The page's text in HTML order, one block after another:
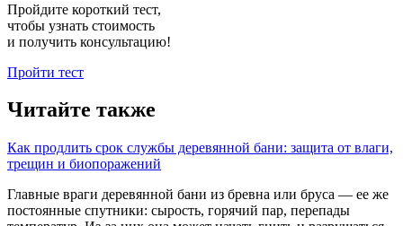
Пройдите короткий тест,
чтобы узнать стоимость
и получить консультацию!
Пройти тест
Читайте также
Как продлить срок службы деревянной бани: защита от влаги,
трещин и биопоражений
Главные враги деревянной бани из бревна или бруса — ее же
постоянные спутники: сырость, горячий пар, перепады